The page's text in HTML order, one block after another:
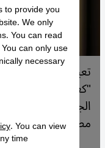
تعيش الممثِّلة
"كعكتي المفضلة"
الجيش (يؤدِّي دوره
مصدرها من Polyfilm
to provide you
We only
You can read
can only use
necessary.
. You can view
time.